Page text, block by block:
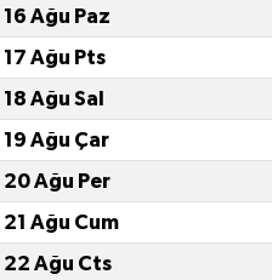
16 Ağu Paz
17 Ağu Pts
18 Ağu Sal
19 Ağu Çar
20 Ağu Per
21 Ağu Cum
22 Ağu Cts